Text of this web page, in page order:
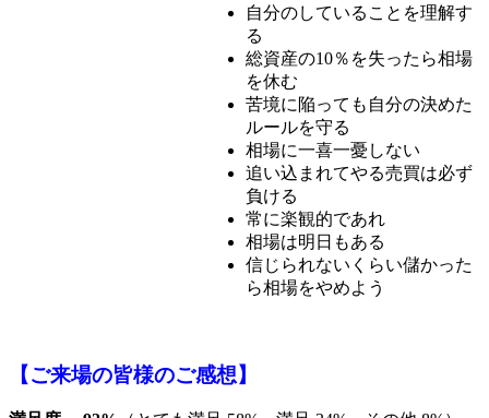
自分のしていることを理解す
る
総資産の10％を失ったら相場
を休む
苦境に陥っても自分の決めた
ルールを守る
相場に一喜一憂しない
追い込まれてやる売買は必ず
負ける
常に楽観的であれ
相場は明日もある
信じられないくらい儲かった
ら相場をやめよう
【ご来場の皆様のご感想】